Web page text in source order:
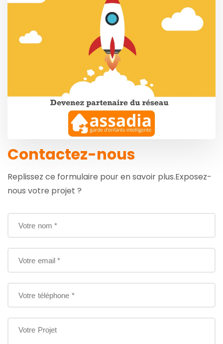
Contactez-nous
Replissez ce formulaire pour en savoir plus.Exposez-
nous votre projet ?